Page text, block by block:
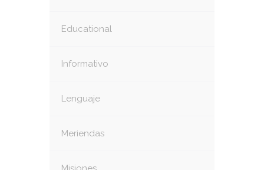
Educational
Informativo
Lenguaje
Meriendas